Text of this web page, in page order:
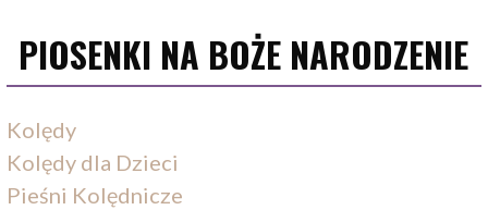
PIOSENKI NA BOŻE NARODZENIE
Kolędy
Kolędy dla Dzieci
Pieśni Kolędnicze